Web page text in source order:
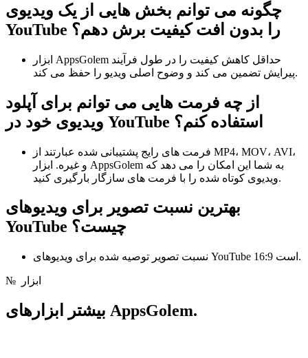
چگونه می توانم بخش هایی از یک ویدیوی
YouTube را بدون افت کیفیت برش دهم؟
ابزار AppsGolem حداقل کاهش کیفیت را در طول فرآیند
پیرایش تضمین می کند و وضوح اصلی ویدیو را حفظ می کند.
از چه فرمت هایی می توانم برای آپلود
ویدیوی خود در YouTube استفاده کنم؟
فرمت های رایج پشتیبانی شده عبارتند از MP4، MOV، AVI،
و غیره. ابزار AppsGolem به شما این امکان را می دهد که
ویدیوی کوتاه شده را با فرمت های سازگار بارگیری کنید.
بهترین نسبت تصویر برای ویدیوهای
YouTube چیست؟
نسبت تصویر توصیه شده برای ویدیوهای YouTube 16:9 است.
№ ابزار
بیشتر ابزارهای AppsGolem.